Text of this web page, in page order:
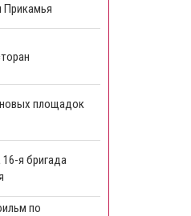
Прикамья
площадок
я бригада
по